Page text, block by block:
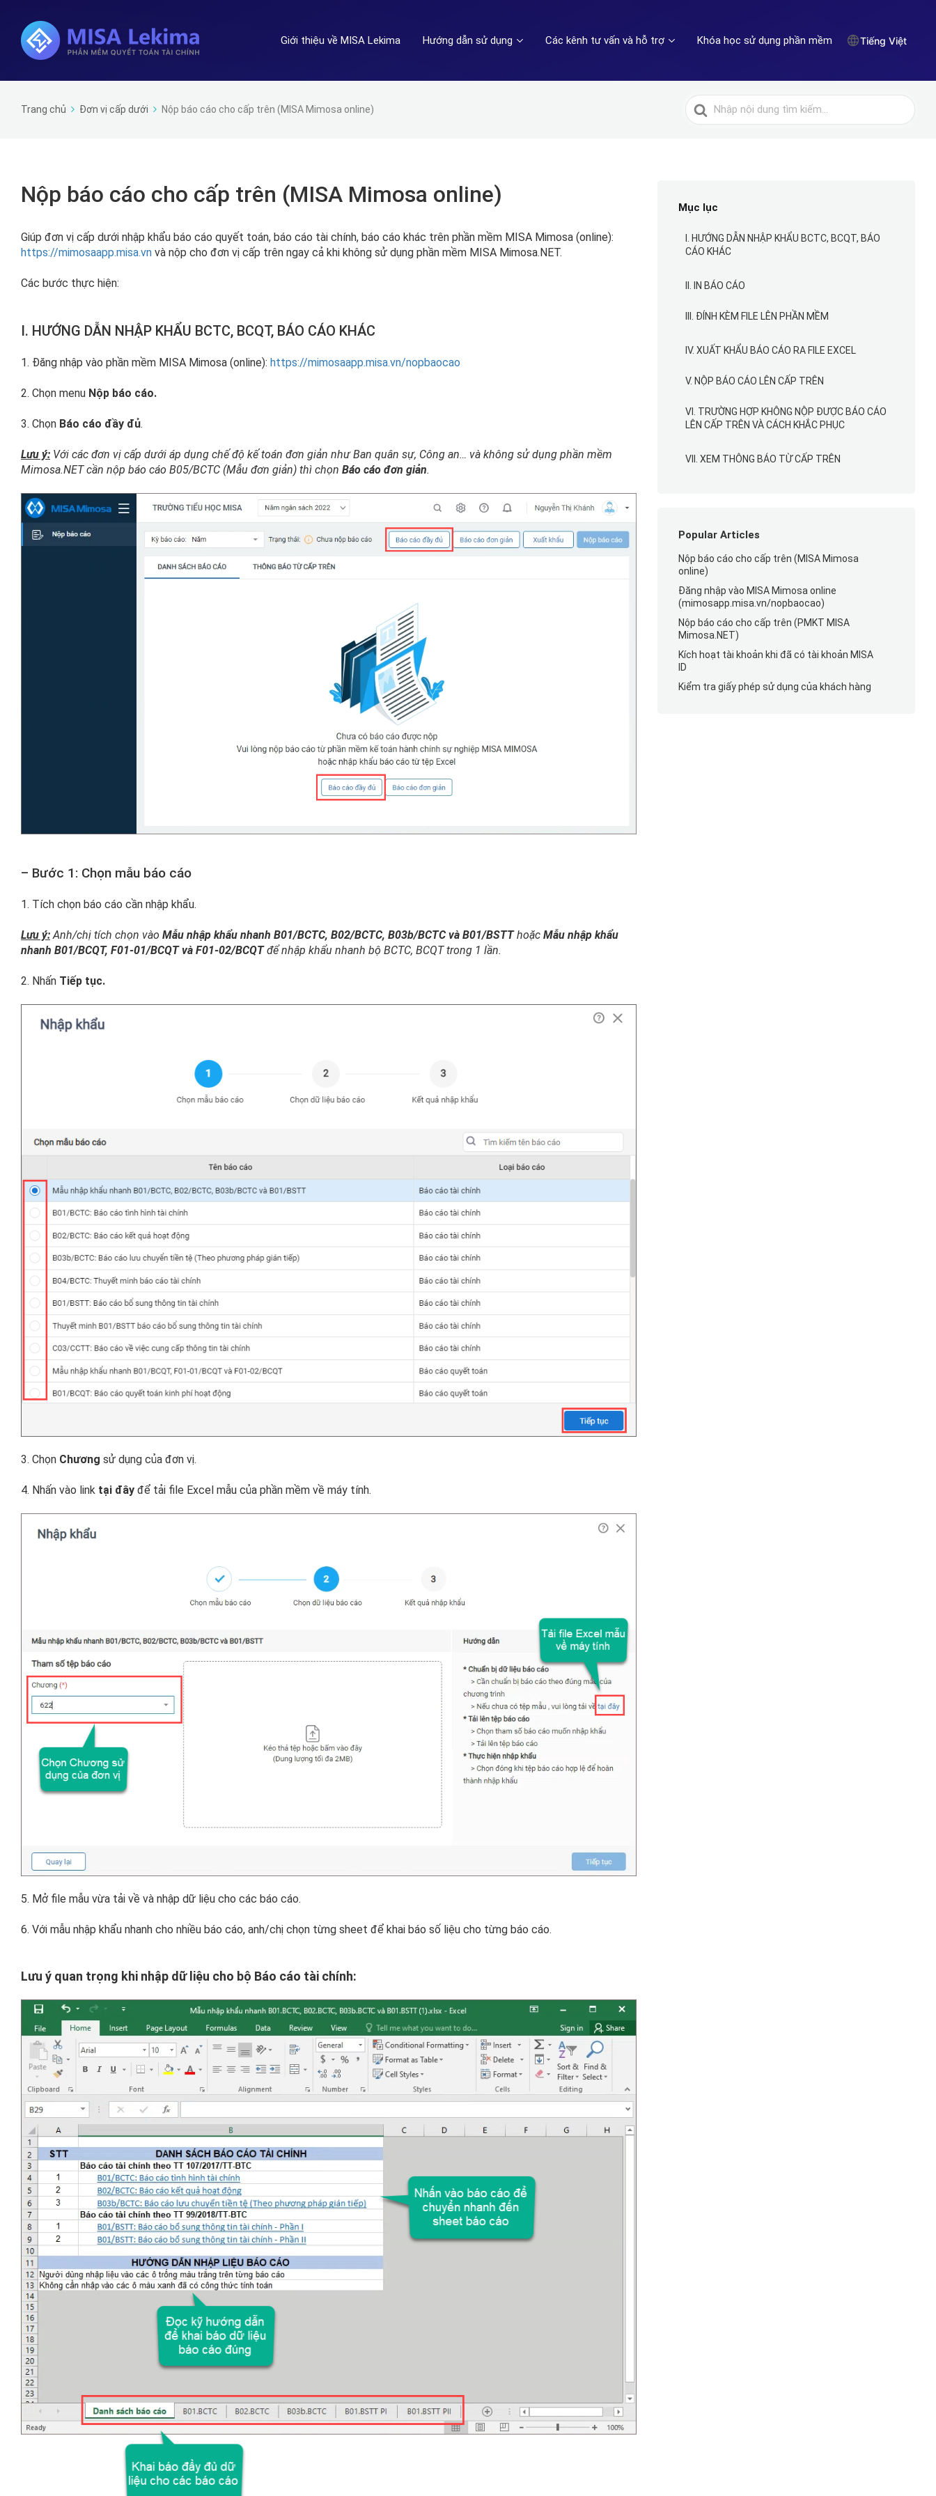
Giới thiệu về MISA Lekima Hướng dẫn sử dụng Các kênh tư vấn và hỗ trợ Khóa học sử dụng phần mềm Tiếng Việt
Trang chủ Đơn vị cấp dưới Nộp báo cáo cho cấp trên (MISA Mimosa online)
Tìm
kiếm
Nộp báo cáo cho cấp trên (MISA Mimosa online)
Giúp đơn vị cấp dưới nhập khẩu báo cáo quyết toán, báo cáo tài chính, báo cáo khác trên phần mềm MISA Mimosa (online):
https://mimosaapp.misa.vn và nộp cho đơn vị cấp trên ngay cả khi không sử dụng phần mềm MISA Mimosa.NET.
Các bước thực hiện:
I. HƯỚNG DẪN NHẬP KHẨU BCTC, BCQT, BÁO CÁO KHÁC
1. Đăng nhập vào phần mềm MISA Mimosa (online): https://mimosaapp.misa.vn/nopbaocao
2. Chọn menu Nộp báo cáo.
3. Chọn Báo cáo đầy đủ.
Lưu ý: Với các đơn vị cấp dưới áp dụng chế độ kế toán đơn giản như Ban quân sự, Công an… và không sử dụng phần mềm
Mimosa.NET cần nộp báo cáo B05/BCTC (Mẫu đơn giản) thì chọn Báo cáo đơn giản.
– Bước 1: Chọn mẫu báo cáo
1. Tích chọn báo cáo cần nhập khẩu.
Lưu ý: Anh/chị tích chọn vào Mẫu nhập khẩu nhanh B01/BCTC, B02/BCTC, B03b/BCTC và B01/BSTThoặc Mẫu nhập khẩu
nhanh B01/BCQT, F01-01/BCQT và F01-02/BCQTđể nhập khẩu nhanh bộ BCTC, BCQT trong 1 lần.
2. Nhấn Tiếp tục.
3. Chọn Chương sử dụng của đơn vị.
4. Nhấn vào link tại đây để tải file Excel mẫu của phần mềm về máy tính.
5. Mở file mẫu vừa tải về và nhập dữ liệu cho các báo cáo.
6. Với mẫu nhập khẩu nhanh cho nhiều báo cáo, anh/chị chọn từng sheet để khai báo số liệu cho từng báo cáo.
Lưu ý quan trọng khi nhập dữ liệu cho bộ Báo cáo tài chính:
Mục lục
I. HƯỚNG DẪN NHẬP KHẨU BCTC, BCQT, BÁO
CÁO KHÁC
II. IN BÁO CÁO
III. ĐÍNH KÈM FILE LÊN PHẦN MỀM
IV. XUẤT KHẨU BÁO CÁO RA FILE EXCEL
V. NỘP BÁO CÁO LÊN CẤP TRÊN
VI. TRƯỜNG HỢP KHÔNG NỘP ĐƯỢC BÁO CÁO
LÊN CẤP TRÊN VÀ CÁCH KHẮC PHỤC
VII. XEM THÔNG BÁO TỪ CẤP TRÊN
Popular Articles
Nộp báo cáo cho cấp trên (MISA Mimosa
online)
Đăng nhập vào MISA Mimosa online
(mimosapp.misa.vn/nopbaocao)
Nộp báo cáo cho cấp trên (PMKT MISA
Mimosa.NET)
Kích hoạt tài khoản khi đã có tài khoản MISA
ID
Kiểm tra giấy phép sử dụng của khách hàng